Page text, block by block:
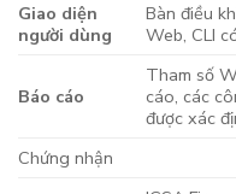
Giao diện
người dùng
Bàn điều
Web, CLI
Báo cáo
Tham số
cáo, các
được xác
Chứng nhận